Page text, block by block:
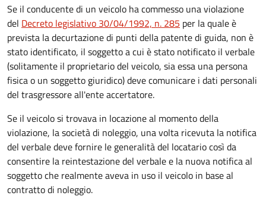
Se il conducente di un veicolo ha commesso una violazione
del Decreto legislativo 30/04/1992, n. 285 per la quale è
prevista la decurtazione di punti della patente di guida, non è
stato identificato, il soggetto a cui è stato notificato il verbale
(solitamente il proprietario del veicolo, sia essa una persona
fisica o un soggetto giuridico) deve comunicare i dati personali
del trasgressore all'ente accertatore.
Se il veicolo si trovava in locazione al momento della
violazione, la società di noleggio, una volta ricevuta la notifica
del verbale deve fornire le generalità del locatario così da
consentire la reintestazione del verbale e la nuova notifica al
soggetto che realmente aveva in uso il veicolo in base al
contratto di noleggio.